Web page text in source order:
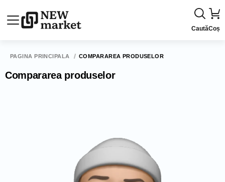
CautăCoș
PAGINA PRINCIPALĂ COMPARAREA PRODUSELOR
Compararea produselor